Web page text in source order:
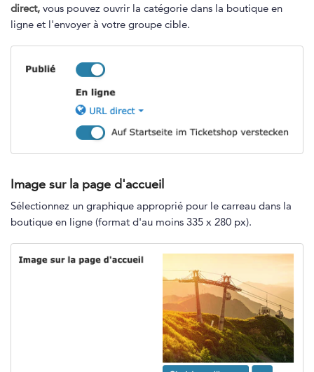
direct, vous pouvez ouvrir la catégorie dans la boutique en
ligne et l'envoyer à votre groupe cible.
Image sur la page d'accueil
Sélectionnez un graphique approprié pour le carreau dans la
boutique en ligne (format d'au moins 335 x 280 px).